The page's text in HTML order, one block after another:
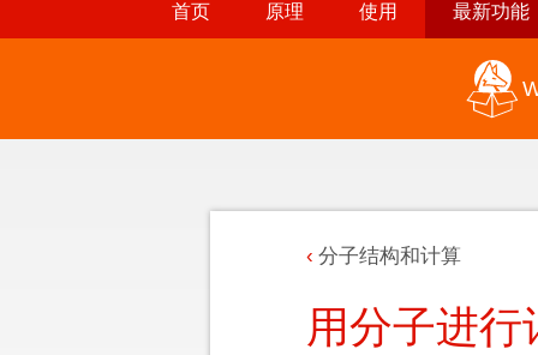
首页 原理 使用 最新功能
分子结构和计算
用分子进行